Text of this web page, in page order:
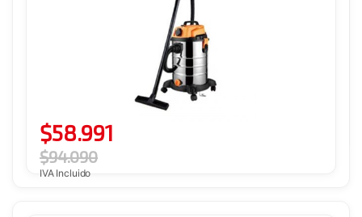
$58.991
$94.090
IVA Incluido